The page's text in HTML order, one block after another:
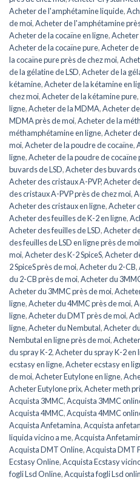
Acheter de l'amphétamine liquide,
de moi,Acheter de l'amphétamine
Acheter de la cocaïne en ligne,Acheter
Acheter de la cocaïne pure,Acheter de
la cocaïne pure près de chez moi,
de la gélatine de LSD,Acheter de la
kétamine,Acheter de la kétamine en
chez moi,Acheter de la kétamine pure,
ligne,Acheter de la MDMA,Acheter
MDMA près de moi,Acheter de la
méthamphétamine en ligne,Acheter
moi,Acheter de la poudre de cocaïne,
ligne,Acheter de la poudre de cocaïne
buvards de LSD,Acheter des buvards
Acheter des cristaux A-PVP,Acheter
des cristaux A-PVP près de chez moi,
Acheter des cristaux en ligne,Acheter
Acheter des feuilles de K-2 en ligne,
Acheter des feuilles de LSD,Acheter
des feuilles de LSD en ligne près de moi
moi,Acheter des K-2 SpiceS,Acheter
2 SpiceS près de moi,Acheter du 2-CB,
du 2-CB près de moi,Acheter du
Acheter du 3MMC près de moi,
ligne,Acheter du 4MMC près de moi,
ligne,Acheter du DMT près de moi,
ligne,Acheter du Nembutal,Acheter
Nembutal en ligne près de moi,
du spray K-2,Acheter du spray K-2 en
ecstasy en ligne,Acheter ecstasy en
de moi,Acheter Eutylone en ligne,
Acheter Eutylone prix,Acheter meth
Acquista 3MMC,Acquista 3MMC
Acquista 4MMC,Acquista 4MMC
Acquista Anfetamina,Acquista
liquida vicino a me,Acquista
Acquista DMT Online,Acquista DMT
Ecstasy Online,Acquista Ecstasy
fogli Lsd Online,Acquista fogli Lsd